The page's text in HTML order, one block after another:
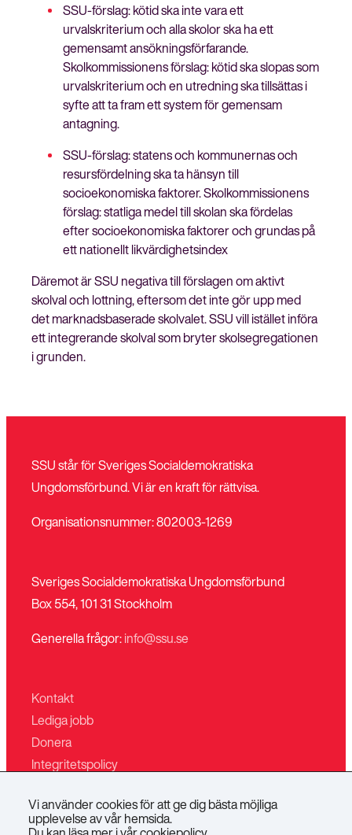
SSU-förslag: kötid ska inte vara ett
urvalskriterium och alla skolor ska ha ett
gemensamt ansökningsförfarande.
Skolkommissionens förslag: kötid ska slopas som
urvalskriterium och en utredning ska tillsättas i
syfte att ta fram ett system för gemensam
antagning.
SSU-förslag: statens och kommunernas och
resursfördelning ska ta hänsyn till
socioekonomiska faktorer. Skolkommissionens
förslag: statliga medel till skolan ska fördelas
efter socioekonomiska faktorer och grundas på
ett nationellt likvärdighetsindex
Däremot är SSU negativa till förslagen om aktivt
skolval och lottning, eftersom det inte gör upp med
det marknadsbaserade skolvalet. SSU vill istället införa
ett integrerande skolval som bryter skolsegregationen
i grunden.
SSU står för Sveriges Socialdemokratiska
Ungdomsförbund. Vi är en kraft för rättvisa.
Organisationsnummer: 802003-1269
Sveriges Socialdemokratiska Ungdomsförbund
Box 554, 101 31 Stockholm
Generella frågor:info@ssu.se
Kontakt
Lediga jobb
Donera
Integritetspolicy
Villkor för butiken
Vi använder cookies för att ge dig bästa möjliga
upplevelse av vår hemsida.